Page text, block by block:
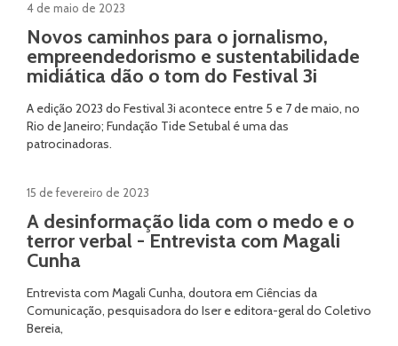
4 de maio de 2023
Novos caminhos para o jornalismo,
empreendedorismo e sustentabilidade
midiática dão o tom do Festival 3i
A edição 2023 do Festival 3i acontece entre 5 e 7 de maio, no
Rio de Janeiro; Fundação Tide Setubal é uma das
patrocinadoras.
15 de fevereiro de 2023
A desinformação lida com o medo e o
terror verbal - Entrevista com Magali
Cunha
Entrevista com Magali Cunha, doutora em Ciências da
Comunicação, pesquisadora do Iser e editora-geral do Coletivo
Bereia,